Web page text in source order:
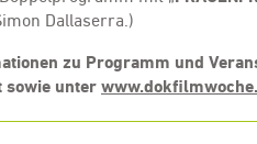
Dallaserra.)
zu Programm und
sowie unter